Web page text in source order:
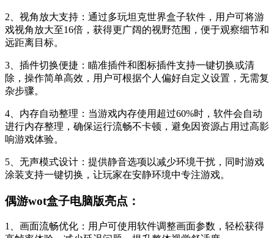
2、视角放大支持：通过多玩坦克世界盒子软件，用户可将游
戏视角放大至16倍，获得更广阔的视野范围，便于观察细节和
远距离目标。
3、插件切换便捷：瞄准插件和图标插件支持一键切换或清
除，操作简单高效，用户可根据个人偏好自定义设置，无需复
杂步骤。
4、内存自动整理：当游戏内存使用超过60%时，软件会自动
进行内存整理，确保运行流畅不卡顿，避免因资源占用过高影
响游戏体验。
5、无声模式设计：提供静音选项以减少环境干扰，同时游戏
涂装支持一键切换，让玩家在安静环境中专注游戏。
偶游wot盒子电脑版亮点：
1、画面流畅优化：用户可使用软件调整画面参数，轻松获得